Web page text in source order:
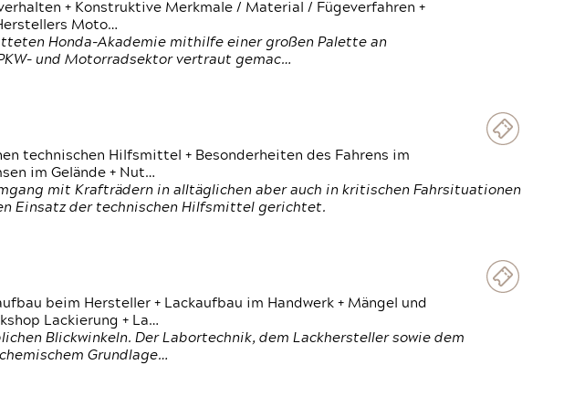
+ Konstruktive Merkmale / Material / Fügeverfahren +
Moto…
Honda-Akademie mithilfe einer großen Palette an
und Motorradsektor vertraut gemac…
technischen Hilfsmittel + Besonderheiten des Fahrens im
im Gelände + Nut…
mit Krafträdern in alltäglichen aber auch in kritischen Fahrsituationen
Einsatz der technischen Hilfsmittel gerichtet.
beim Hersteller + Lackaufbau im Handwerk + Mängel und
Lackierung + La…
Blickwinkeln. Der Labortechnik, dem Lackhersteller sowie dem
Grundlage…